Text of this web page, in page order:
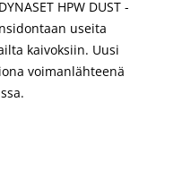
HPW DUST -
useita
kaivoksiin. Uusi
voimanlähteenä